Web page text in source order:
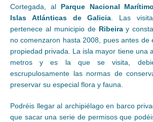
Cortegada, al Parque Nacional
Islas Atlánticas de Galicia . Las
pertenece al municipio de Ribeiray
no comenzaron hasta 2008, pues antes de
propiedad privada. La isla mayor tiene una
metros y es la que se visita,
escrupulosamente las normas de
preservar su especial flora y fauna.
Podréis llegar al archipiélago en barco
que sacar una serie de permisos que